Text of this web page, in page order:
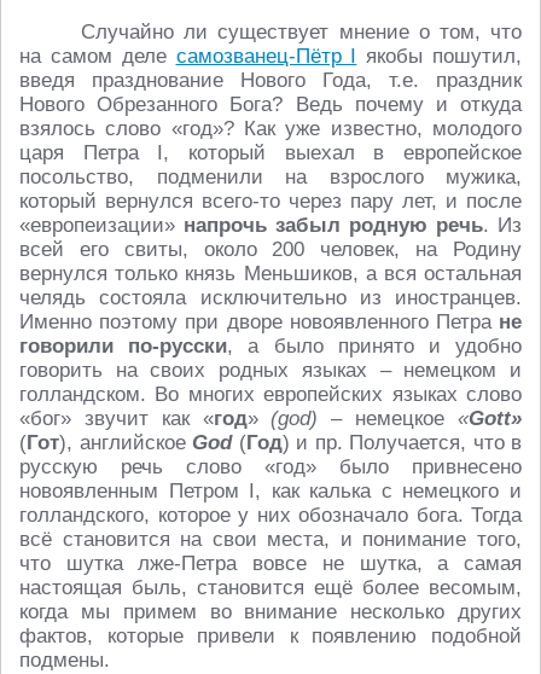
Случайно ли существует мнение о том, что
на самом деле самозванец-Пётр I якобы пошутил,
введя празднование Нового Года, т.е. праздник
Нового Обрезанного Бога? Ведь почему и откуда
взялось слово «год»? Как уже известно, молодого
царя Петра I, который выехал в европейское
посольство, подменили на взрослого мужика,
который вернулся всего-то через пару лет, и после
«европеизации» напрочь забыл родную речь. Из
всей его свиты, около 200 человек, на Родину
вернулся только князь Меньшиков, а вся остальная
челядь состояла исключительно из иностранцев.
Именно поэтому при дворе новоявленного Петра не
говорили по-русски, а было принято и удобно
говорить на своих родных языках – немецком и
голландском. Во многих европейских языках слово
«бог» звучит как «год»(god) – немецкое«Gott»
(Гот), английское God(Год) и пр. Получается, что в
русскую речь слово «год» было привнесено
новоявленным Петром I, как калька с немецкого и
голландского, которое у них обозначало бога. Тогда
всё становится на свои места, и понимание того,
что шутка лже-Петра вовсе не шутка, а самая
настоящая быль, становится ещё более весомым,
когда мы примем во внимание несколько других
фактов, которые привели к появлению подобной
подмены.